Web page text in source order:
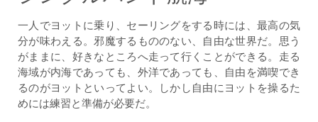
一人でヨットに乗り、セーリングをする時には、最高の気
分が味わえる。邪魔するもののない、自由な世界だ。思う
がままに、好きなところへ走って行くことができる。走る
海域が内海であっても、外洋であっても、自由を満喫でき
るのがヨットといってよい。しかし自由にヨットを操るた
めには練習と準備が必要だ。